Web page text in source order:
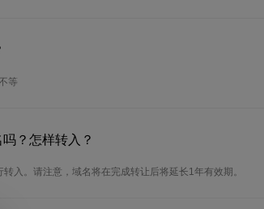
等
？怎样转入？
入。请注意，域名将在完成转让后将延长1年有效期。